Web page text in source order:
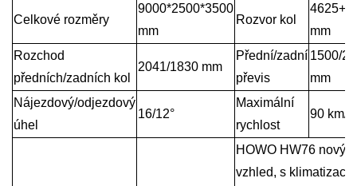
Celkové rozměry
9000*2500*3500
mm
Rozvor kol
mm
Rozchod
předních/zadních kol
2041/1830 mm
Přední/zadní
převis
1500/
mm
Nájezdový/odjezdový
úhel
16/12°
Maximální
rychlost
90 km/h
HOWO HW76 nový
vzhled, s klimatizací,